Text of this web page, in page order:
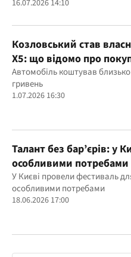
16.07.2026 14:10
Козловський став
X5: що відомо про
Автомобіль коштував
гривень
1.07.2026 16:30
Талант без бар’єрів: у
особливими
всеукраїнському
У Києві провели фестиваль
особливими потребами
18.06.2026 17:00